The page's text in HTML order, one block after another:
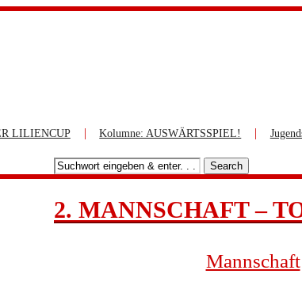
LILIENCUP | Kolumne: AUSWÄRTSSPIEL! |
Search
2. MANNSCHAFT –
Mannschaft